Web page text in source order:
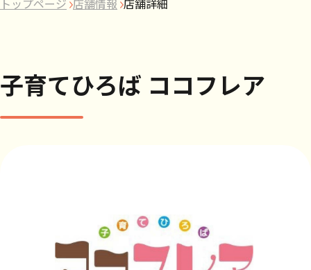
トップページ 店舗情報 店舗詳細
子育てひろば ココフレア